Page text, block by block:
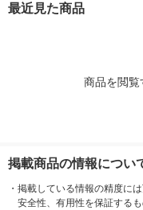
チュール キャットフ
最近見た商品
商品を閲覧
掲載商品の情報につい
・ 掲載している情報の精度に
安全性、有用性を保証するも